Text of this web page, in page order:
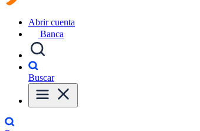
Abrir cuenta
Banca
Buscar